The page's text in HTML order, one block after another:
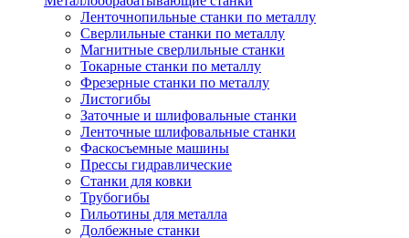
Ленточнопильные станки по металлу
Сверлильные станки по металлу
Магнитные сверлильные станки
Токарные станки по металлу
Фрезерные станки по металлу
Листогибы
Заточные и шлифовальные станки
Ленточные шлифовальные станки
Фаскосъемные машины
Прессы гидравлические
Станки для ковки
Трубогибы
Гильотины для металла
Долбежные станки